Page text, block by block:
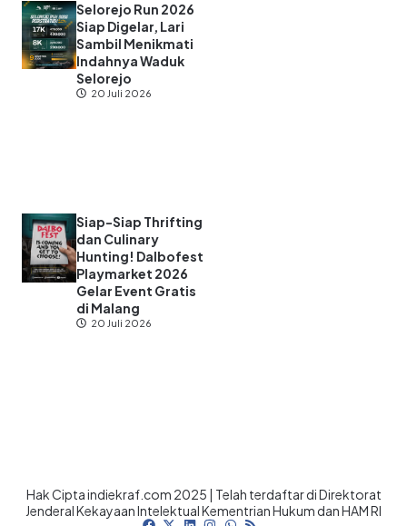
Selorejo Run 2026
Siap Digelar, Lari
Sambil Menikmati
Indahnya Waduk
Selorejo
20 Juli 2026
Siap-Siap Thrifting
dan Culinary
Hunting! Dalbofest
Playmarket 2026
Gelar Event Gratis
di Malang
20 Juli 2026
Hak Cipta indiekraf.com 2025 | Telah terdaftar di Direktorat
Jenderal Kekayaan Intelektual Kementrian Hukum dan HAM RI